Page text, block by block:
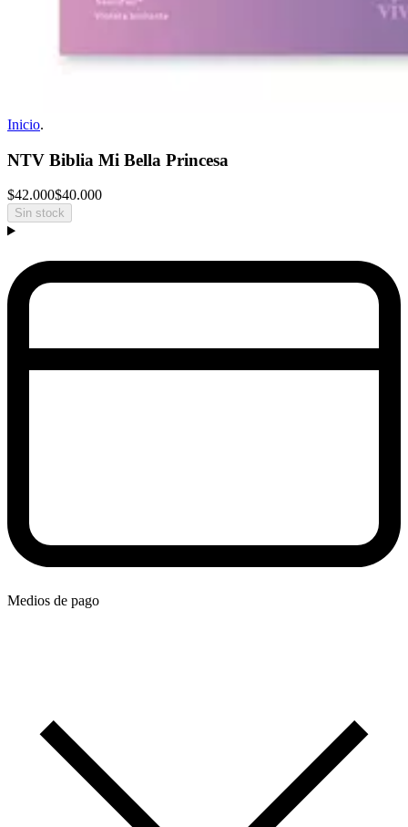
Inicio.
NTV Biblia Mi Bella Princesa
$42.000$40.000
Sin stock
Medios de pago